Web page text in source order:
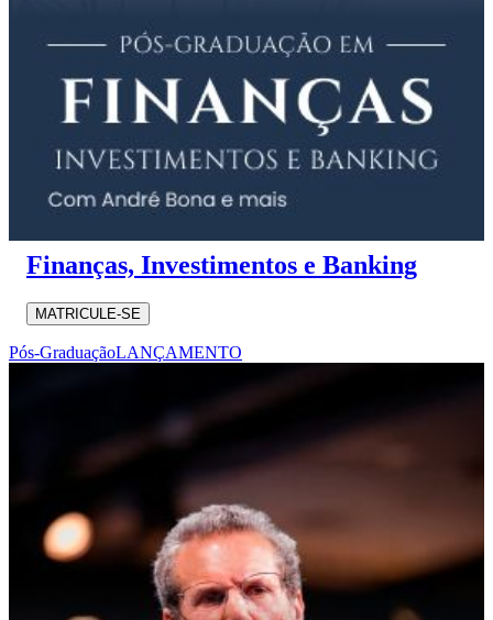
Finanças, Investimentos e Banking
MATRICULE-SE
Pós-GraduaçãoLANÇAMENTO